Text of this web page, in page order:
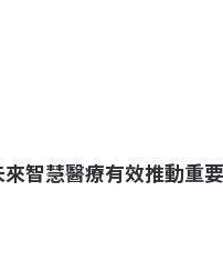
智慧醫療有效推動重